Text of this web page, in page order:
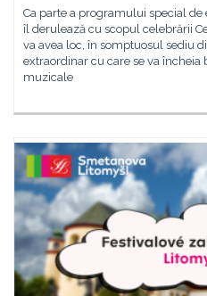
Ca parte a programului special de
îl derulează cu scopul celebrării
va avea loc, în somptuosul sediu
extraordinar cu care se va încheia
muzicale